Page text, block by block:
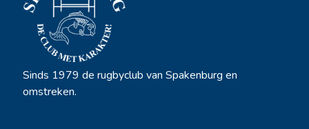
Sinds 1979 de rugbyclub van Spakenburg en
omstreken.